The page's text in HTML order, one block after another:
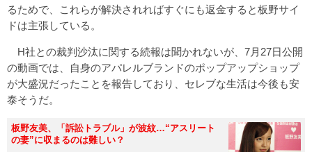
るためで、これらが解決されればすぐにも返金すると板野サイ
ドは主張している。
H社との裁判沙汰に関する続報は聞かれないが、7月27日公開
の動画では、自身のアパレルブランドのポップアップショップ
が大盛況だったことを報告しており、セレブな生活は今後も安
泰そうだ。
板野友美、「訴訟トラブル」が波紋…“アスリート
の妻”に収まるのは難しい？